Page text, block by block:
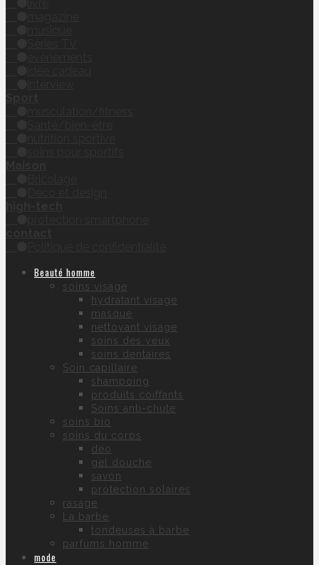
Beauté homme
soins visage
hydratant visage
masque
nettoyant visage
soins des yeux
soins dentaires
Soin capillaire
shampoing
produits coiffants
Soins anti-chute
soins bio
soins du corps
déo
gel douche
savon
protection solaires
rasage
La barbe
tondeuses à barbe
parfums homme
mode